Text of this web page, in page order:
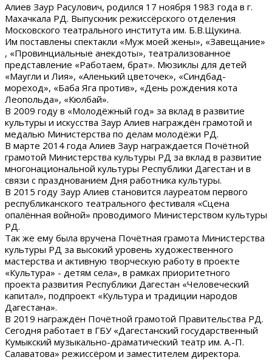
Алиев Заур Расулович, родился 17 ноября 1983 года в г.
Махачкала РД. Выпускник режиссёрского отделения
Московского театрального института им. Б.В.Щукина.
Им поставлены спектакли «Муж моей жены», «Завещание»
, «Провинциальные анекдоты», театрализованное
представление «Работаем, брат». Мюзиклы для детей
«Маугли и Лия», «Аленький цветочек», «Синдбад-
мореход», «Баба Яга против», «День рождения кота
Леопольда», «Кюлбай».
В 2009 году в «Молодёжный год» за вклад в развитие
культуры и искусства Заур Алиев награждён грамотой и
медалью Министерства по делам молодёжи РД.
В марте 2014 года Алиев Заур награждается Почётной
грамотой Министерства культуры РД за вклад в развитие
многонациональной культуры Республики Дагестан и в
связи с празднованием Дня работника культуры.
В 2015 году Заур Алиев становится лауреатом первого
республиканского театрального фестиваля «Сцена
опалённая войной» проводимого Министерством культуры
РД.
Так же ему была вручена Почётная грамота Министерства
культуры РД за высокий уровень художественного
мастерства и активную творческую работу в проекте
«Культура» - детям села», в рамках приоритетного
проекта развития Республики Дагестан «Человеческий
капитал», подпроект «Культура и традиции народов
Дагестана».
В 2019 награждён Почётной грамотой Правительства РД.
Сегодня работает в ГБУ «Дагестанский государственный
Кумыкский музыкально-драматический театр им. А.-П.
Салаватова» режиссёром и заместителем директора.